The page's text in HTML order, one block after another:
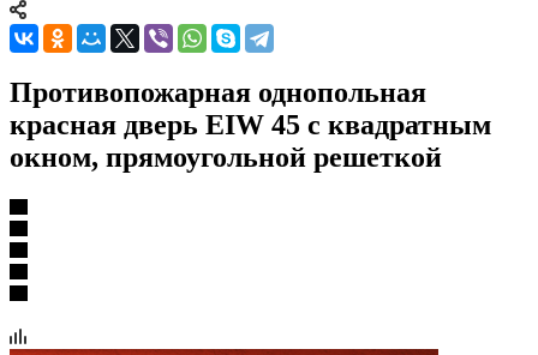
Противопожарная однопольная
красная дверь EIW 45 с квадратным
окном, прямоугольной решеткой